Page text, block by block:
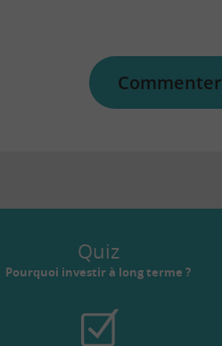
Commenter
Quiz
Pourquoi investir à long terme ?